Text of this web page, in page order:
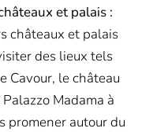
et palais :
châteaux et palais
des lieux tels
Cavour, le château
Madama à
promener autour du